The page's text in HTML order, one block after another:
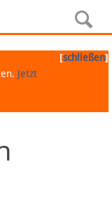
[schließen]
Jetzt